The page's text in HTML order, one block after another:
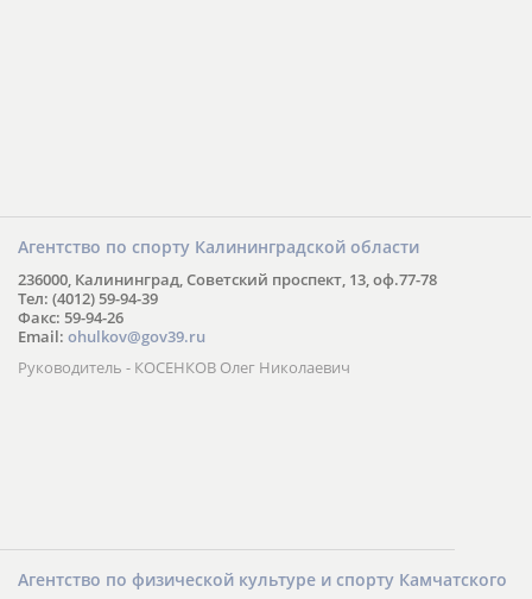
Агентство по спорту Калининградской области
236000, Калининград, Советский проспект, 13, оф.77-78
Тел: (4012) 59-94-39
Факс: 59-94-26
Email: ohulkov@gov39.ru
Руководитель - КОСЕНКОВ Олег Николаевич
Агентство по физической культуре и спорту Камчатского